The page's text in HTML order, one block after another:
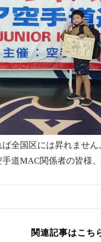
全国区には昇れませ
道MAC関係者の皆様
関連記事はこち